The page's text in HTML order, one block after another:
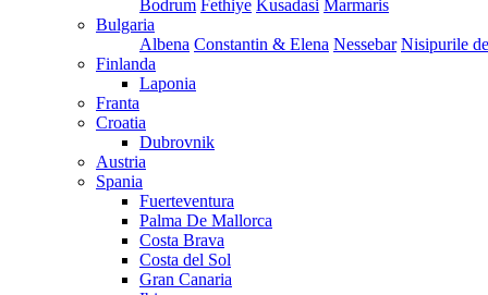
Bodrum Fethiye Kusadasi Marmaris
Bulgaria
Albena Constantin & Elena Nessebar Nisipurile
Finlanda
Laponia
Franta
Croatia
Dubrovnik
Austria
Spania
Fuerteventura
Palma De Mallorca
Costa Brava
Costa del Sol
Gran Canaria